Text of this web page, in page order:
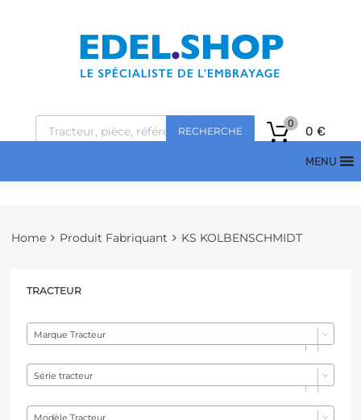
RECHERCHE 0 €
0
MENU
Home Produit Fabriquant KS KOLBENSCHMIDT
TRACTEUR
Marque Tracteur
Série tracteur
Modèle Tracteur